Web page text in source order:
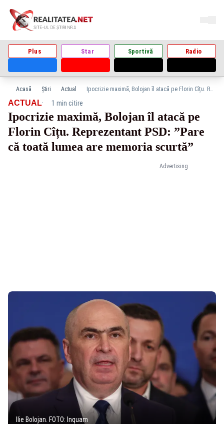
Plus Star Sportivă Radio
Acasă Știri Actual Ipocrizie maximă, Bolojan îl atacă pe Florin Cîțu. Reprezentant PSD: ”Pare că toată lumea are memoria scurtă”
Advertising
ACTUAL· 1 min citire
Ipocrizie maximă, Bolojan îl atacă pe
Florin Cîțu. Reprezentant PSD: ”Pare
că toată lumea are memoria scurtă”
Ilie Bolojan. FOTO: Inquam